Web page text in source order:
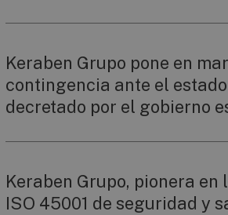
Keraben Grupo pone en
contingencia ante el
decretado por el gobierno
Keraben Grupo, pionera
ISO 45001 de seguridad y